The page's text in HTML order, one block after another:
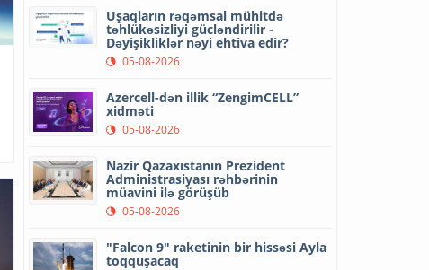
Uşaqların rəqəmsal mühitdə
təhlükəsizliyi gücləndirilir -
Dəyişikliklər nəyi ehtiva edir?
05-08-2026
Azercell-dən illik “ZengimCELL”
xidməti
05-08-2026
Nazir Qazaxıstanın Prezident
Administrasiyası rəhbərinin
müavini ilə görüşüb
05-08-2026
"Falcon 9" raketinin bir hissəsi Ayla
toqquşacaq